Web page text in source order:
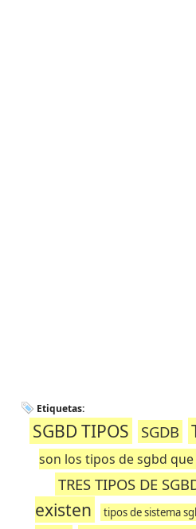
Etiquetas:
SGBD TIPOS SGDB
son los tipos de sgbd que
TRES TIPOS DE
existen
tipos de sistema